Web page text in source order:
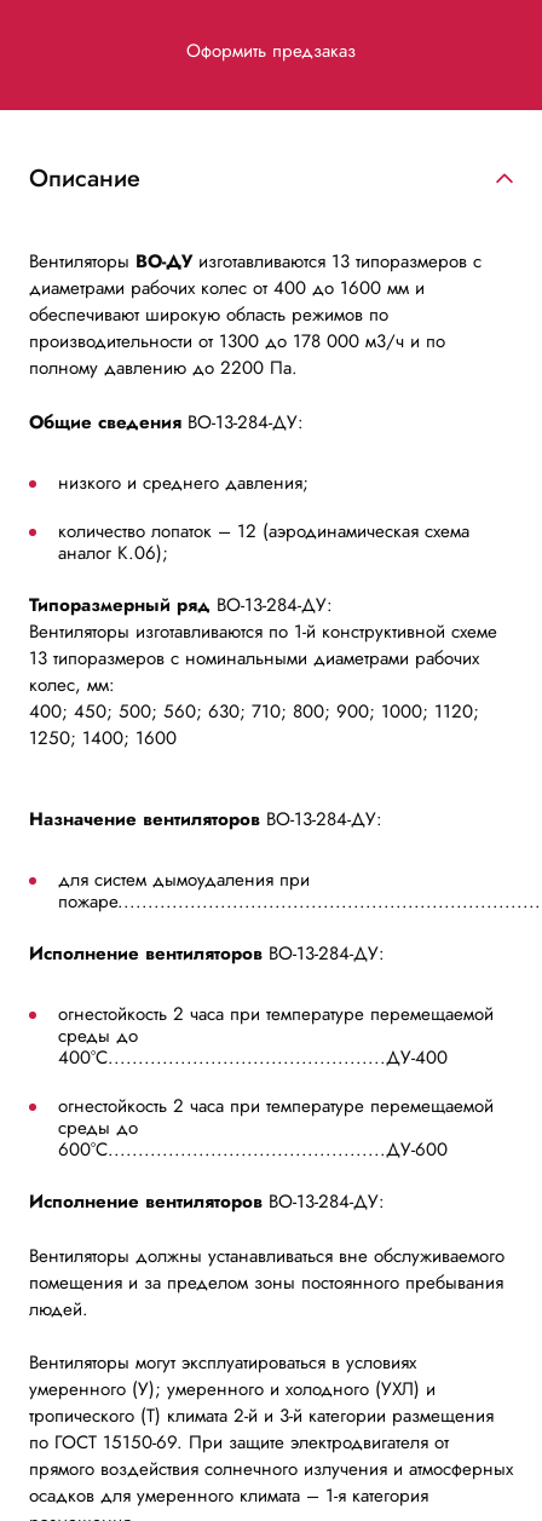
Оформить предзаказ
Описание
Вентиляторы ВО-ДУ изготавливаются 13 типоразмеров с
диаметрами рабочих колес от 400 до 1600 мм и
обеспечивают широкую область режимов по
производительности от 1300 до 178 000 м3/ч и по
полному давлению до 2200 Па.
Общие сведения ВО-13-284-ДУ:
низкого и среднего давления;
количество лопаток – 12 (аэродинамическая схема
аналог К.06);
Типоразмерный ряд ВО-13-284-ДУ:
Вентиляторы изготавливаются по 1-й конструктивной схеме
13 типоразмеров с номинальными диаметрами рабочих
колес, мм:
400; 450; 500; 560; 630; 710; 800; 900; 1000; 1120;
1250; 1400; 1600
Назначение вентиляторов ВО-13-284-ДУ:
для систем дымоудаления при
Исполнение вентиляторов ВО-13-284-ДУ:
огнестойкость 2 часа при температуре перемещаемой
среды до
400°С..............................................ДУ-400
огнестойкость 2 часа при температуре перемещаемой
среды до
600°С..............................................ДУ-600
Исполнение вентиляторов ВО-13-284-ДУ:
Вентиляторы должны устанавливаться вне обслуживаемого
помещения и за пределом зоны постоянного пребывания
людей.
Вентиляторы могут эксплуатироваться в условиях
умеренного (У); умеренного и холодного (УХЛ) и
тропического (Т) климата 2-й и 3-й категории размещения
по ГОСТ 15150-69. При защите электродвигателя от
прямого воздействия солнечного излучения и атмосферных
осадков для умеренного климата – 1-я категория